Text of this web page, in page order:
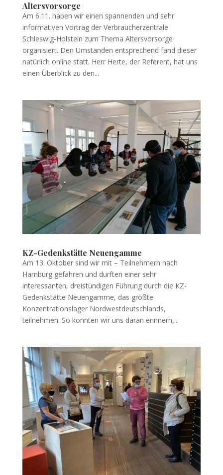
Altersvorsorge
Am 6.11. haben wir einen spannenden und sehr
informativen Vortrag der Verbraucherzentrale
Schleswig-Holstein zum Thema Altersvorsorge
organisiert. Den Umständen entsprechend fand dieser
natürlich online statt. Herr Herte, der Referent, hat uns
einen Überblick zu den...
KZ-Gedenkstätte Neuengamme
Am 13. Oktober sind wir mit – Teilnehmern nach
Hamburg gefahren und durften einer sehr
interessanten, dreistündigen Führung durch die KZ-
Gedenkstätte Neuengamme, das größte
Konzentrationslager Nordwestdeutschlands,
teilnehmen. So konnten wir uns daran erinnern,...